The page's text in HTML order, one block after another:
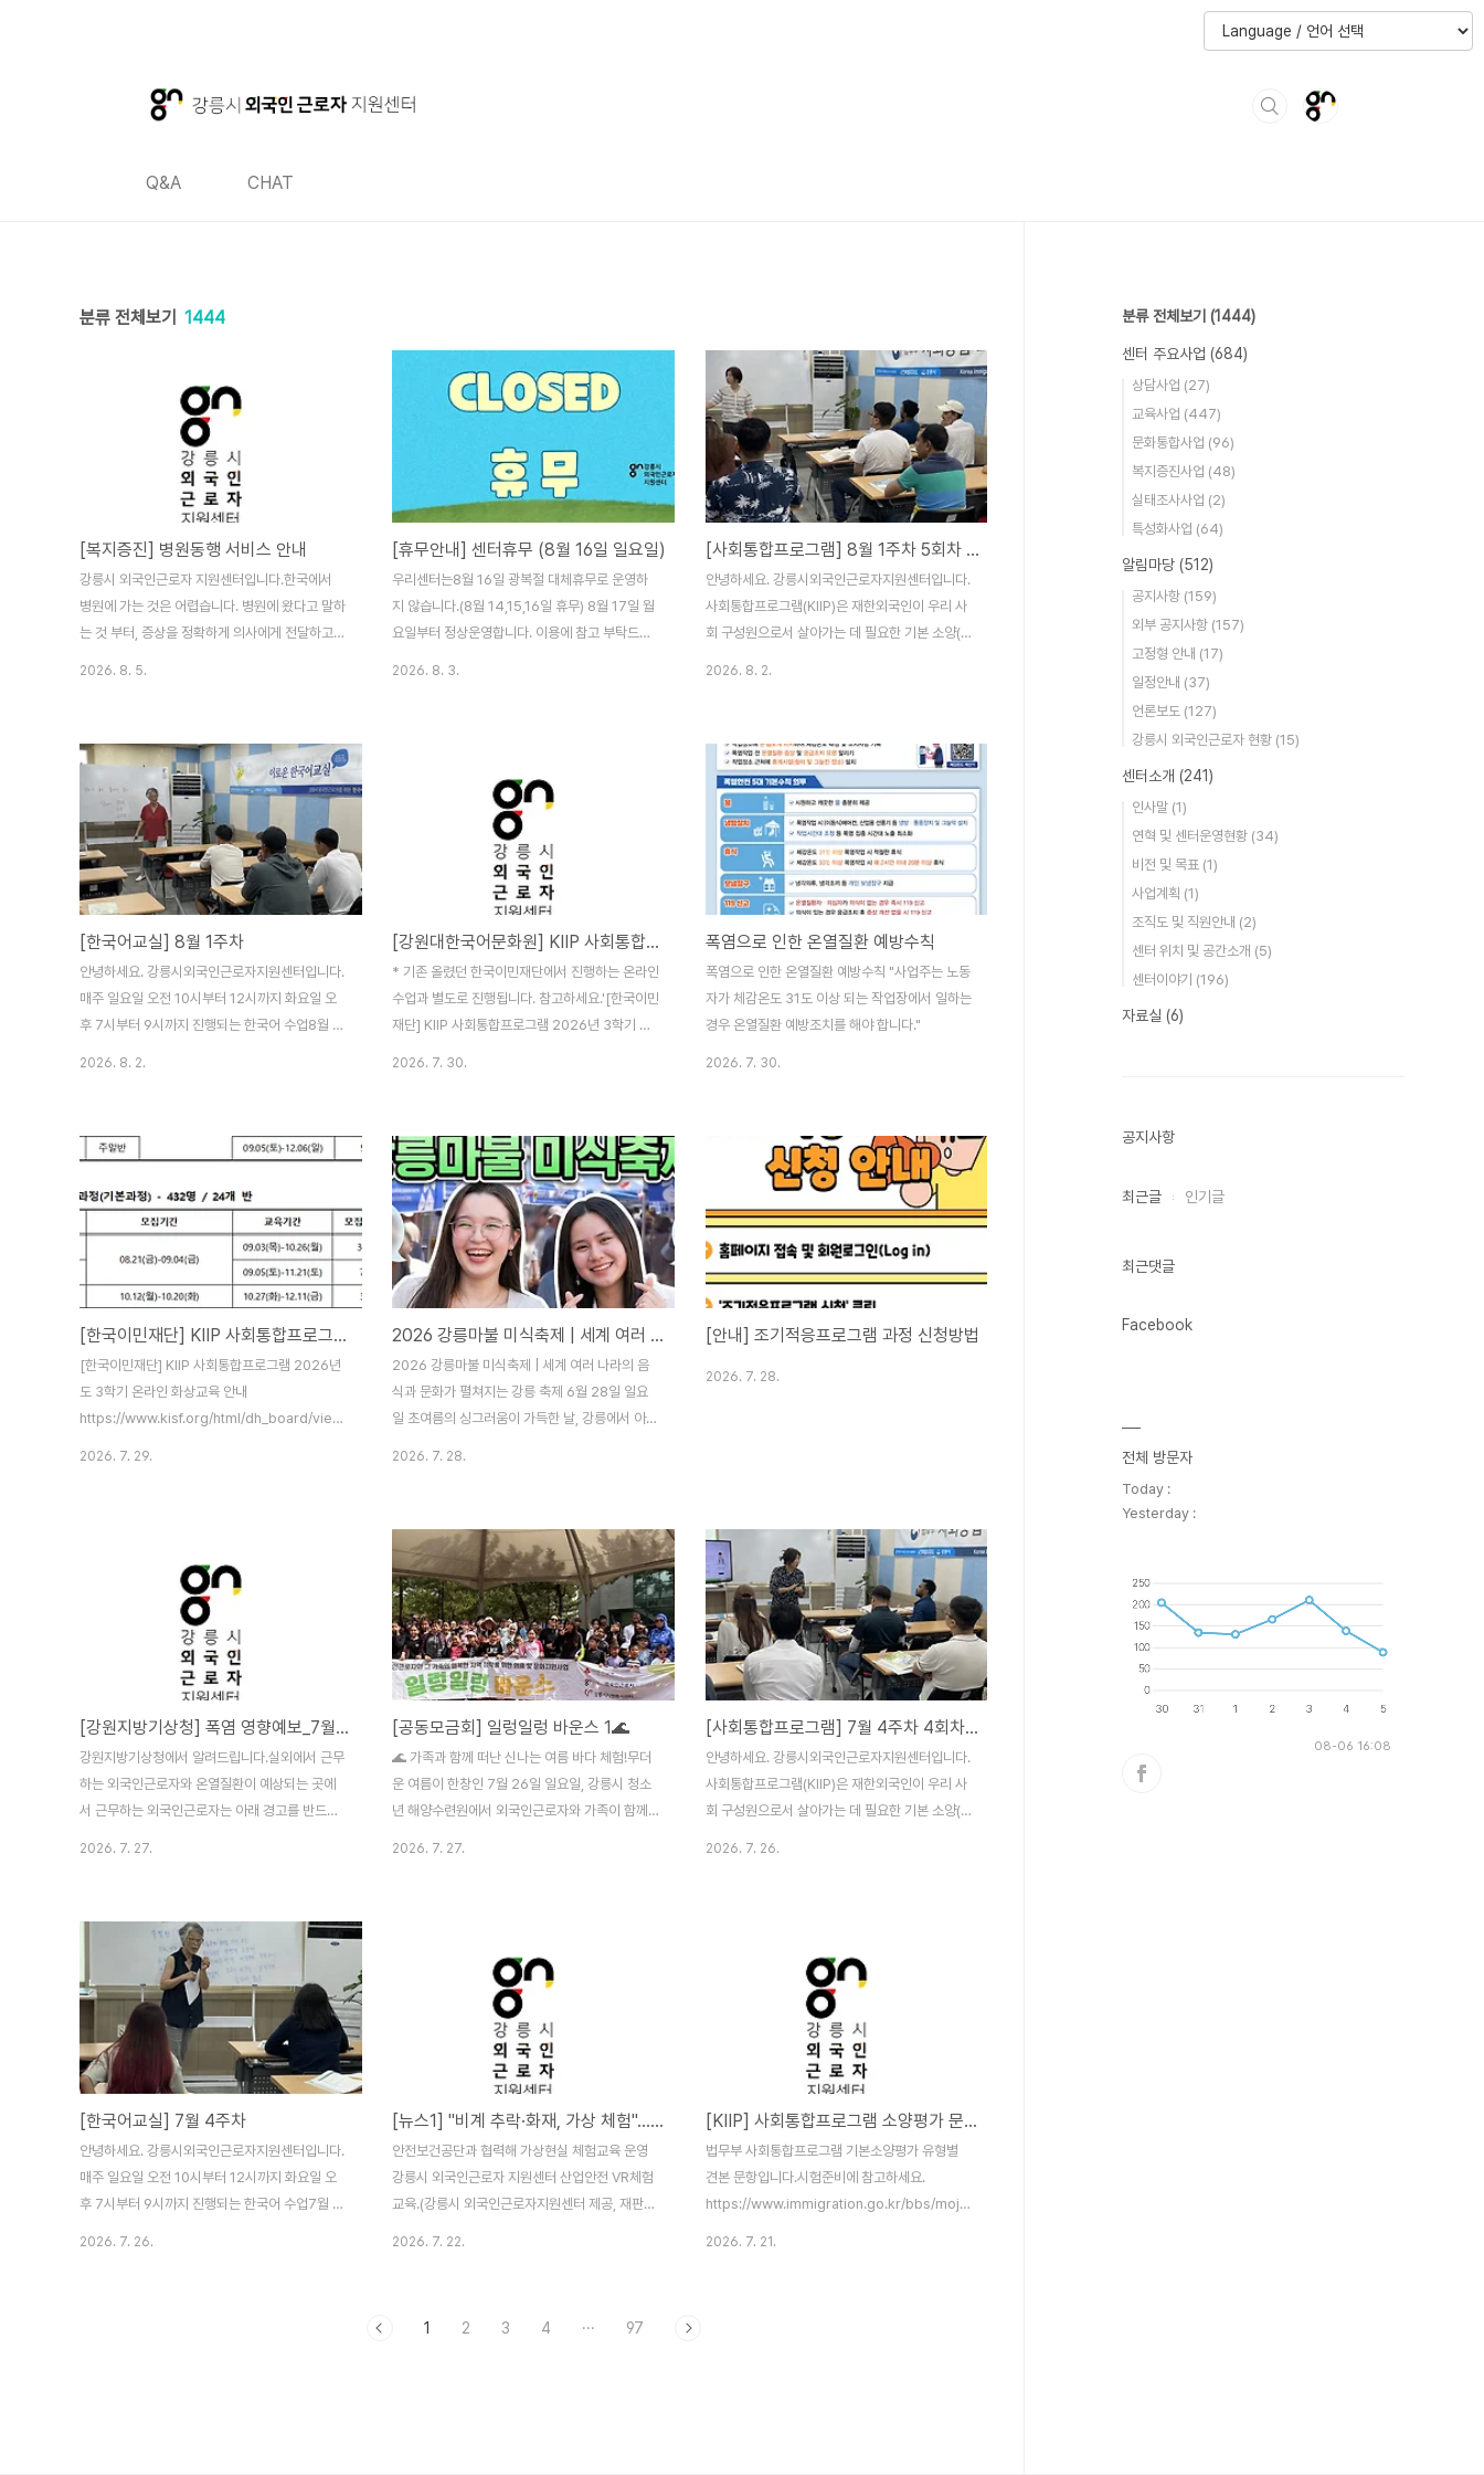
Q&A CHAT
분류 전체보기 1444
[복지증진] 병원동행 서비스 안내
강릉시 외국인근로자 지원센터입니다.한국에서
병원에 가는 것은 어렵습니다. 병원에 왔다고 말하
는 것 부터, 증상을 정확하게 의사에게 전달하고
일(목) 오후 4시부터 오후 5시까지8월 10일(월)
오전 10시부터 오후 12시까지8월 11일(화) 오후
4시부터 오후 5시까지8월 12일(수) 오후 4시부
터 오후 5시까지8월 13일(목) 오후 2시부터 오후
5시까지8월 18일 (화) 오후 4시부터 오후5시까
지병원진료비와 약제비는 개인이 부담해야 합니
역, 약조제를 지원합니다.
2026. 8. 5.
[휴무안내] 센터휴무 (8월 16일 일요일)
우리센터는8월 16일 광복절 대체휴무로 운영하
지 않습니다.(8월 14,15,16일 휴무) 8월 17일 월
요일부터 정상운영합니다. 이용에 참고 부탁드리
2026. 8. 3.
[사회통합프로그램] 8월 1주차 5회차 20260802
안녕하세요. 강릉시외국인근로자지원센터입니다.
사회통합프로그램(KIIP)은 재한외국인이 우리 사
회 구성원으로서 살아가는 데 필요한 기본 소양(한
시부터 18시까지 20회차, 총 100시간 교육이 진
행되며8월 1주차 이번주는 2026년 사회통합프
로그램(KIIP) 2학기 5번째 수업을 하는 날입니다.
이번주는 어떻게 수업이 진행되었는지 사진으로
소개할께요. 감사합니다.
2026. 8. 2.
[한국어교실] 8월 1주차
안녕하세요. 강릉시외국인근로자지원센터입니다.
매주 일요일 오전 10시부터 12시까지 화요일 오
후 7시부터 9시까지 진행되는 한국어 수업8월 1
다.강릉시외국인근로자지원센터로 방문해주세요.
2026. 8. 2.
[강원대한국어문화원] KIIP 사회통합프로그램 5단계 온라인 강좌 안내 (강원대 한국어문화원)
* 기존 올렸던 한국이민재단에서 진행하는 온라인
수업과 별도로 진행됩니다. 참고하세요.'[한국이민
재단] KIIP 사회통합프로그램 2026년 3학기 온
https://www.kisf.org/html/dh_board/views/6965
한국이민재단한국이민재단www.kisf.org
2026년도 3학기 사회통합프로그램 온라인 화상
www.gnscfw.org [온라인] 강원대 한국어 문화
원 5단계(기본과정) 수업 안내- 접수 시작 : 8월
14일(수) ~- 과정 기간 : 9월 7일(월) ~ 10월 26
2026. 7. 30.
폭염으로 인한 온열질환 예방수칙
폭염으로 인한 온열질환 예방수칙 "사업주는 노동
자가 체감온도 31도 이상 되는 작업장에서 일하는
경우 온열질환 예방조치를 해야 합니다."
2026. 7. 30.
[한국이민재단] KIIP 사회통합프로그램 2026년도 3학기 온라인 화상교육 안내
[한국이민재단] KIIP 사회통합프로그램 2026년
도 3학기 온라인 화상교육 안내
https://www.kisf.org/html/dh_board/views/6965
우리 사회 구성원으로 적응·자립하는데 필요한 기
본소양을 체계적으로 함양할 수 있도록 마련된 교
육입니다. 온라인 화상교육은 집합교육이 어려운
외국인을 대상으로 교육을 진행하며 일방적인 동
영상 강의가 아닌 전문강사와 교육생 간 실시간 쌍
램 온라인 화상교육 우선순위 ..
2026. 7. 29.
2026 강릉마불 미식축제 | 세계 여러 나라의 음식과 문화가 펼쳐지는 강릉 축제
2026 강릉마불 미식축제 | 세계 여러 나라의 음
식과 문화가 펼쳐지는 강릉 축제 6월 28일 일요
일 초여름의 싱그러움이 가득한 날, 강릉에서 아주
2026. 7. 28.
[안내] 조기적응프로그램 과정 신청방법
2026. 7. 28.
[강원지방기상청] 폭염 영향예보_7월27일~8월 2일
강원지방기상청에서 알려드립니다.실외에서 근무
하는 외국인근로자와 온열질환이 예상되는 곳에
서 근무하는 외국인근로자는 아래 경고를 반드시
발표 가능성이 있습니다.(폭염 영향예보는 11시
30분에 발표됩니다.) 격렬한 운동과 야외활동을
자제하여 주시고 야외활동 시 가벼운 옷차림으로
양산·모자·물병을 챙겨주시고, 무더위 쉼터와 같은
더위를 피할 수 있는 곳에서 30분 간격으로 휴식
해주세요! ※ 당분간 강원도의 폭염이 지속되면서
폭염 영향예보가 강화될 수 있으니 최신 기상정보
를 참고하여..
2026. 7. 27.
[공동모금회] 일렁일렁 바운스 1🌊
🌊 가족과 함께 떠난 신나는 여름 바다 체험!무더
운 여름이 한창인 7월 26일 일요일, 강릉시 청소
년 해양수련원에서 외국인근로자와 가족이 함께
과 안전교육 즐거운 체험을 시작하기 전, 가장 먼
저 오리엔테이션과 안전교육이 진행되었습니다.
오늘 어떤 프로그램이 준비되어 있는지 함께 알아
보고, 물놀이를 할 때 꼭 지켜야 할 안전수칙도 꼼
꼼하게 배웠습니다. 신나게 노는 것도 중요하지만
본격적인 가족 해양체험에 나섰습..
2026. 7. 27.
[사회통합프로그램] 7월 4주차 4회차 20260726
안녕하세요. 강릉시외국인근로자지원센터입니다.
사회통합프로그램(KIIP)은 재한외국인이 우리 사
회 구성원으로서 살아가는 데 필요한 기본 소양(한
행되며7월 4주차 이번주는 2026년 사회통합프
로그램(KIIP) 2학기 4번째 수업을 하는 날입니다.
이번주는 어떻게 수업이 진행되었는지 사진으로
소개할께요. 감사합니다.
2026. 7. 26.
[한국어교실] 7월 4주차
안녕하세요. 강릉시외국인근로자지원센터입니다.
매주 일요일 오전 10시부터 12시까지 화요일 오
후 7시부터 9시까지 진행되는 한국어 수업7월 4
2026. 7. 26.
[뉴스1] "비계 추락·화재, 가상 체험"…강릉 외국인 근로자들 'VR 안전교육' (07/21)
안전보건공단과 협력해 가상현실 체험교육 운영
강릉시 외국인근로자 지원센터 산업안전 VR체험
교육.(강릉시 외국인근로자지원센터 제공, 재판매
기사더보기 "비계 추락·화재, 가상 체험"…강릉 외
2026. 7. 22.
[KIIP] 사회통합프로그램 소양평가 문제(견본)
법무부 사회통합프로그램 기본소양평가 유형별
견본 문항입니다.시험준비에 참고하세요.
https://www.immigration.go.kr/bbs/moj/161/240656/artclView.do
2026. 7. 21.
1 2 3 4 ··· 97
분류 전체보기(1444)
센터 주요사업(684)
상담사업 (27)
교육사업 (447)
문화통합사업 (96)
복지증진사업 (48)
실태조사사업 (2)
특성화사업 (64)
알림마당(512)
공지사항 (159)
외부 공지사항 (157)
고정형 안내 (17)
일정안내 (37)
언론보도 (127)
강릉시 외국인근로자 현황 (15)
센터소개(241)
인사말 (1)
연혁 및 센터운영현황 (34)
비전 및 목표 (1)
사업계획 (1)
조직도 및 직원안내 (2)
센터 위치 및 공간소개 (5)
센터이야기 (196)
자료실(6)
공지사항
최근글 인기글
최근댓글
Facebook
전체 방문자
Today :
Yesterday :
08-06 16:08